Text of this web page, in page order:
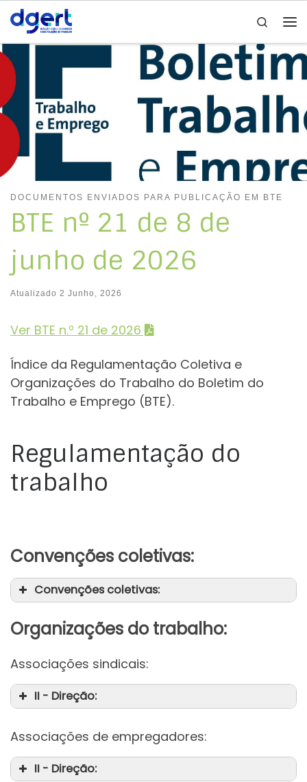
Skip to content
Search
DOCUMENTOS ENVIADOS PARA PUBLICAÇÃO EM BTE
BTE nº 21 de 8 de
junho de 2026
Atualizado 2 Junho, 2026
Ver BTE n.º 21 de 2026
Índice da Regulamentação Coletiva e
Organizações do Trabalho do Boletim do
Trabalho e Emprego (BTE).
Regulamentação do
trabalho
Convenções coletivas:
Convenções coletivas:
Organizações do trabalho:
Associações sindicais:
II - Direção:
Associações de empregadores:
II - Direção: